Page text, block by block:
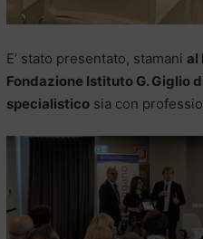
E’ stato presentato, stamani al
Fondazione Istituto G. Giglio
specialistico sia con